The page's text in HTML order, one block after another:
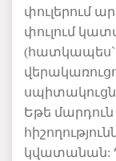
փուլերում
փուլում
(հատկապես`
Եթե մարդուն
կվատանան: